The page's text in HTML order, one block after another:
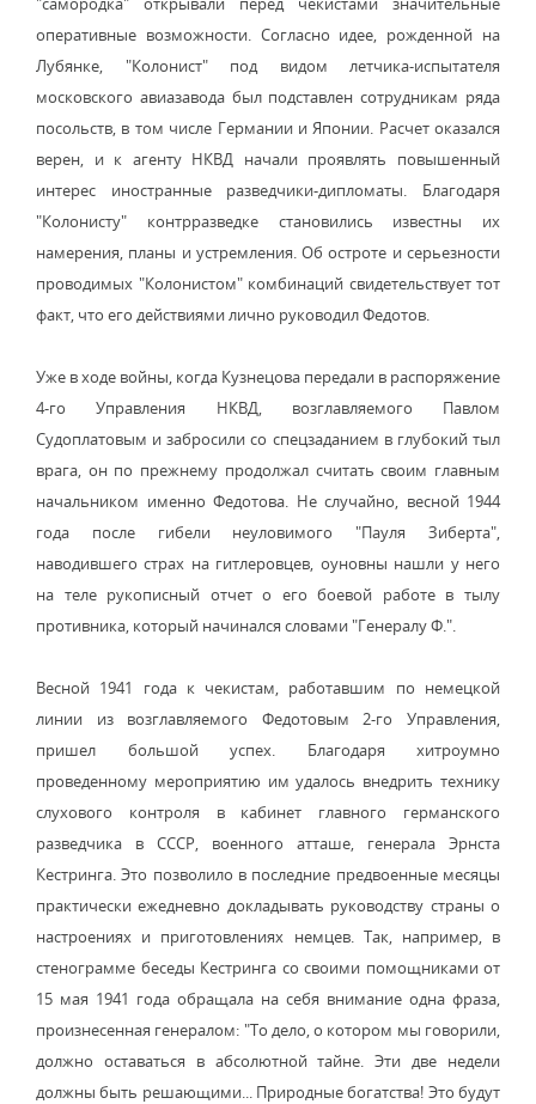
оперативные возможности. Согласно идее, рожденной на
Лубянке, "Колонист" под видом летчика-испытателя
московского авиазавода был подставлен сотрудникам ряда
посольств, в том числе Германии и Японии. Расчет оказался
верен, и к агенту НКВД начали проявлять повышенный
интерес иностранные разведчики-дипломаты. Благодаря
"Колонисту" контрразведке становились известны их
намерения, планы и устремления. Об остроте и серьезности
проводимых "Колонистом" комбинаций свидетельствует тот
факт, что его действиями лично руководил Федотов.
Уже в ходе войны, когда Кузнецова передали в распоряжение
4-го Управления НКВД, возглавляемого Павлом
Судоплатовым и забросили со спецзаданием в глубокий тыл
врага, он по прежнему продолжал считать своим главным
начальником именно Федотова. Не случайно, весной 1944
года после гибели неуловимого "Пауля Зиберта",
наводившего страх на гитлеровцев, оуновны нашли у него
на теле рукописный отчет о его боевой работе в тылу
противника, который начинался словами "Генералу Ф.".
Весной 1941 года к чекистам, работавшим по немецкой
линии из возглавляемого Федотовым 2-го Управления,
пришел большой успех. Благодаря хитроумно
проведенному мероприятию им удалось внедрить технику
слухового контроля в кабинет главного германского
разведчика в СССР, военного атташе, генерала Эрнста
Кестринга. Это позволило в последние предвоенные месяцы
практически ежедневно докладывать руководству страны о
настроениях и приготовлениях немцев. Так, например, в
стенограмме беседы Кестринга со своими помощниками от
15 мая 1941 года обращала на себя внимание одна фраза,
произнесенная генералом: "То дело, о котором мы говорили,
должно оставаться в абсолютной тайне. Эти две недели
должны быть решающими... Природные богатства! Это будут